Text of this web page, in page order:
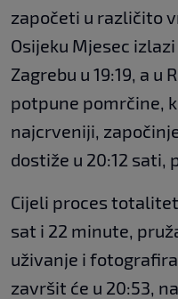
započeti u različito
Osijeku Mjesec izlazi
Zagrebu u 19:19, a u
potpune pomrčine,
najcrveniji,
dostiže u 20:12 sati,
Cijeli proces
sat i 22 minute,
uživanje i
završit će u 20:53,